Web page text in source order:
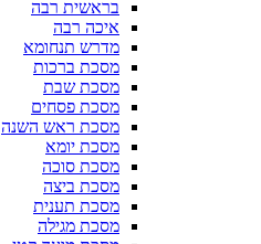
בראשית רבה
איכה רבה
מדרש תנחומא
מסכת ברכות
מסכת שבת
מסכת פסחים
מסכת ראש השנה
מסכת יומא
מסכת סוכה
מסכת ביצה
מסכת תענית
מסכת מגילה